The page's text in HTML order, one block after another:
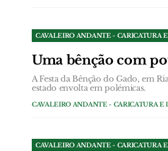
CAVALEIRO ANDANTE - CARICATURA
Uma bênção com
A Festa da Bênção do Gado, em
estado envolta em polémicas.
CAVALEIRO ANDANTE - CARICATURA E
CAVALEIRO ANDANTE - CARICATURA